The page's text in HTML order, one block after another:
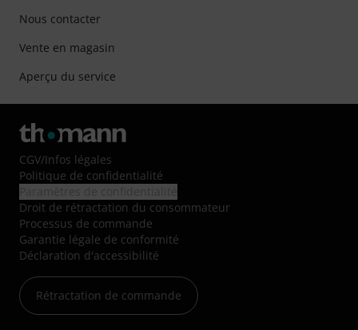
Nous contacter
Vente en magasin
Aperçu du service
CGV/Infos légales
Politique de confidentialité
Droit de rétractation du consommateur
Processus de commande
Garantie légale de conformité
Déclaration d'accessibilité
Rétractation de commande